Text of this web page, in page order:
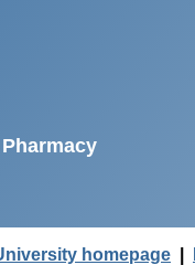
homepage